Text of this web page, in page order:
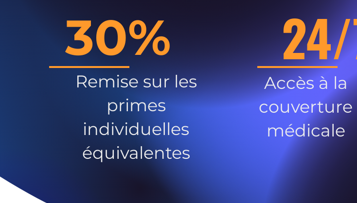
30%
Remise sur les
primes
individuelles
équivalentes
Accès à la
couverture
médicale